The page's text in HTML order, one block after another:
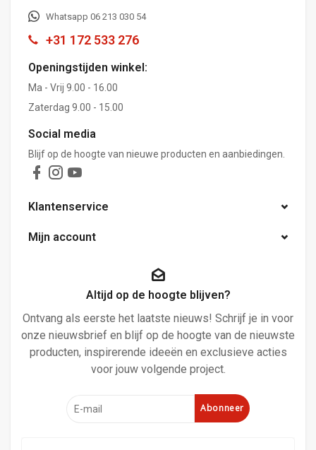
Whatsapp 06 213 030 54
+31 172 533 276
Openingstijden winkel:
Ma - Vrij 9.00 - 16.00
Zaterdag 9.00 - 15.00
Social media
Blijf op de hoogte van nieuwe producten en aanbiedingen.
Klantenservice
Mijn account
Altijd op de hoogte blijven?
Ontvang als eerste het laatste nieuws! Schrijf je in voor
onze nieuwsbrief en blijf op de hoogte van de nieuwste
producten, inspirerende ideeën en exclusieve acties
voor jouw volgende project.
Abonneer